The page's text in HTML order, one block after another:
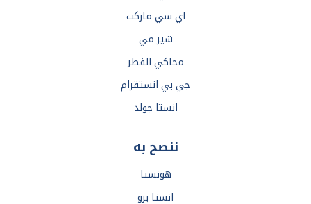
اي سي ماركت
شير مي
محاكي الفطر
جي بي انستقرام
انستا جولد
ننصح به
هونستا
انستا برو